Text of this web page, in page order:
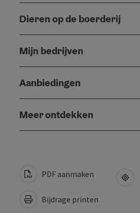
Dieren op de boerderij
Mijn bedrijven
Aanbiedingen
Meer ontdekken
PDF aanmaken
Bijdrage printen